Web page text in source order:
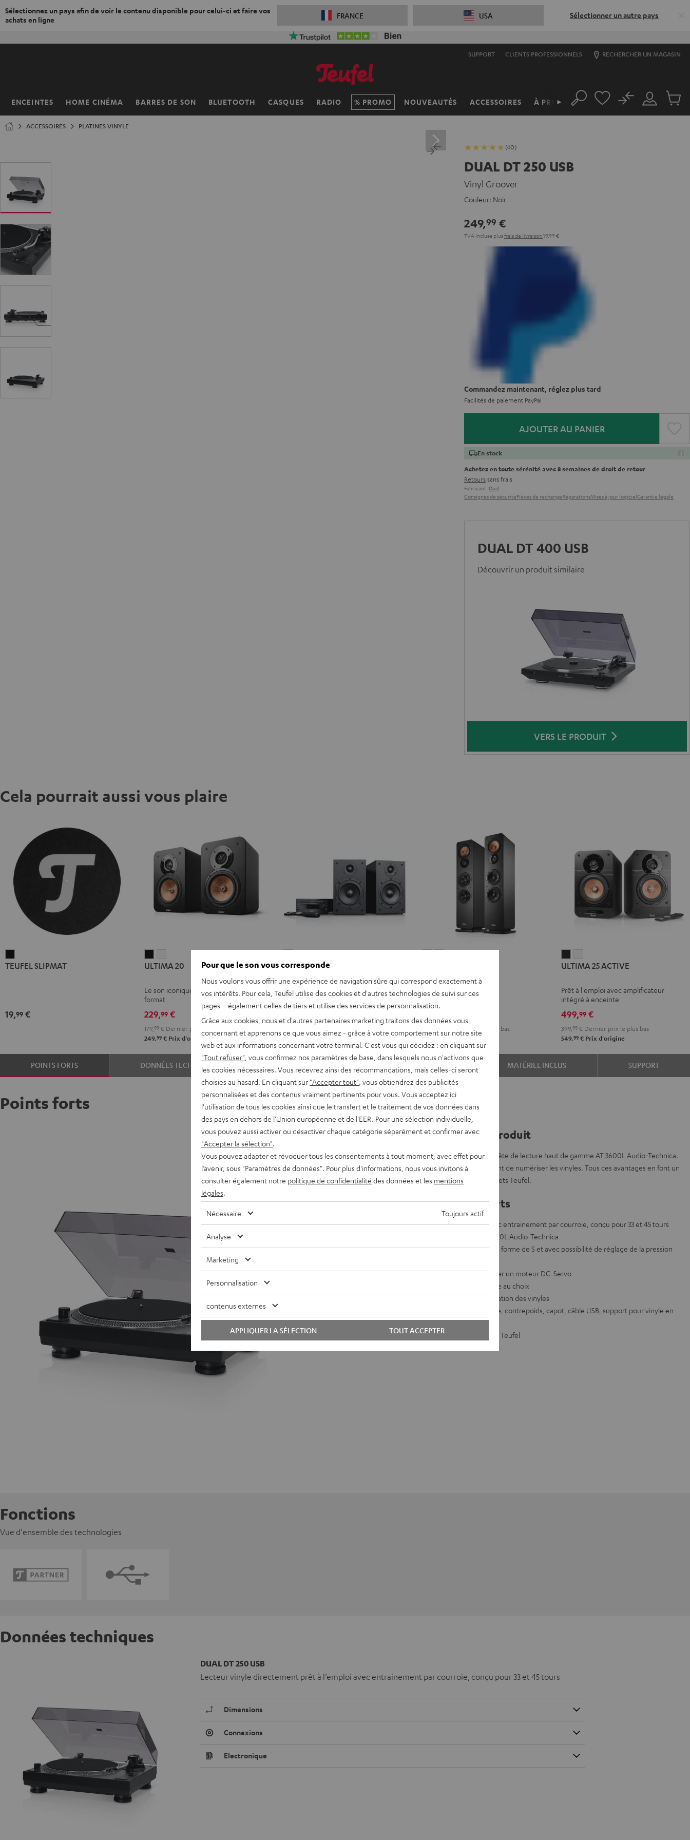
Sélectionnez un pays afin de voir le contenu disponible pour celui-ci et faire vos
achats en ligne
FRANCE USA Sélectionner un autre pays
SUPPORT CLIENTS PROFESSIONNELS RECHERCHER UN MAGASIN
ENCEINTES HOME CINÉMA BARRES DE SON BLUETOOTH CASQUES RADIO PROMO NOUVEAUTÉS ACCESSOIRES À PROPOS
►
Page
Rechercher
Mon
compte
No
ACCESSOIRES PLATINES VINYLE
(40)
DUAL DT 250 USB
Vinyl Groover
Couleur: Noir
249,99 €
TVA incluse plusfrais de livraison 19,99 €
Commandez maintenant, réglez plus tard
Facilités de paiement PayPal
AJOUTER AU PANIER
En stock
Achetez en toute sérénité avec 8 semaines de droit de retour
Retourssans frais
Fabricant: Dual
Consignes de sécuritéPièces de rechangeRéparationsMises à jour logicielGarantie légale
DUAL DT 400 USB
Découvrir un produit similaire
VERS LE PRODUIT
Cela pourrait aussi vous plaire
SLIPMAT
TEUFEL SLIPMAT
19,99 €
20 20
ULTIMA 20
Le son iconique ULTIMA en petit
format
229,99€
179, 99€Dernier prix le plus bas
249,99€Prix d'origine
11
Noir
KOMBO 11
Mini chaîne stéréo compacte
99
NoirBlanc
Best‑seller en stéréo
Dernier prix le plus bas
99
25
Night
Black
25
Pure
White
ULTIMA 25 ACTIVE
Prêt à l'emploi avec amplificateur
intégré à enceinte
499,99 €
399,99 € Dernier prix le plus bas
549,99 € Prix d'origine
POINTS FORTS DONNÉES TECHNIQUES REVUES ET TESTS ACCESSOIRES MATÉRIEL INCLUS SUPPORT
Points forts
Ce pourquoi nous aimons ce produit
Le lecteur vinyle DUAL DT 250 USB profite de la tête de lecture haut de gamme AT 3600L Audio-Technica.
D’un préamplificateur et d’un port USB permettant de numériser les vinyles. Tous ces avantages en font un
compagnon idéal pour tous les ensembles complets Teufel.
Vue d’ensemble des points forts
Lecteur vinyle directement prêt à l’emploi avec entrainement par courroie, conçu pour 33 et 45 tours
Aimant tête de lecture haut de gamme AT 3600L Audio-Technica
Bras de lecture équilibré et haut de gamme en forme de S et avec possibilité de réglage de la pression
Lecteur vinyle en aluminium stable alimenté par un moteur DC-Servo
Préamplificateur phono intégré et commutable au choix
Connexion USB supplémentaire pour numérisation des vinyles
Contenu de livraison riche avec tête de lecture, contrepoids, capot, câble USB, support pour vinyle en
gomme
Compatible avec tous les ensembles complets Teufel
Fonctions
Vue d'ensemble des technologies
Données techniques
DUAL DT 250 USB
Lecteur vinyle directement prêt à l’emploi avec entrainement par courroie, conçu pour 33 et 45 tours
Dimensions
Connexions
Electronique
Pour que le son vous corresponde
Nous voulons vous offrir une expérience de navigation sûre qui correspond exactement à
vos intérêts. Pour cela, Teufel utilise des cookies et d'autres technologies de suivi sur ces
pages – également celles de tiers et utilise des services de personnalisation.
Grâce aux cookies, nous et d'autres partenaires marketing traitons des données vous
concernant et apprenons ce que vous aimez - grâce à votre comportement sur notre site
web et aux informations concernant votre terminal. C'est vous qui décidez : en cliquant sur
"Tout refuser" , vous confirmez nos paramètres de base, dans lesquels nous n'activons que
les cookies nécessaires. Vous recevrez ainsi des recommandations, mais celles-ci seront
choisies au hasard. En cliquant sur "Accepter tout" , vous obtiendrez des publicités
personnalisées et des contenus vraiment pertinents pour vous. Vous acceptez ici
l'utilisation de tous les cookies ainsi que le transfert et le traitement de vos données dans
des pays en dehors de l'Union européenne et de l'EER. Pour une sélection individuelle,
vous pouvez aussi activer ou désactiver chaque catégorie séparément et confirmer avec
"Accepter la sélection"
Vous pouvez adapter et révoquer tous les consentements à tout moment, avec effet pour
l’avenir, sous "Paramètres de données". Pour plus d'informations, nous vous invitons à
consulter également notre politique de confidentialité des données et les mentions
légales
Nécessaire Toujours actif
Analyse
Marketing
Personnalisation
contenus externes
TOUT ACCEPTER
APPLIQUER LA SÉLECTION